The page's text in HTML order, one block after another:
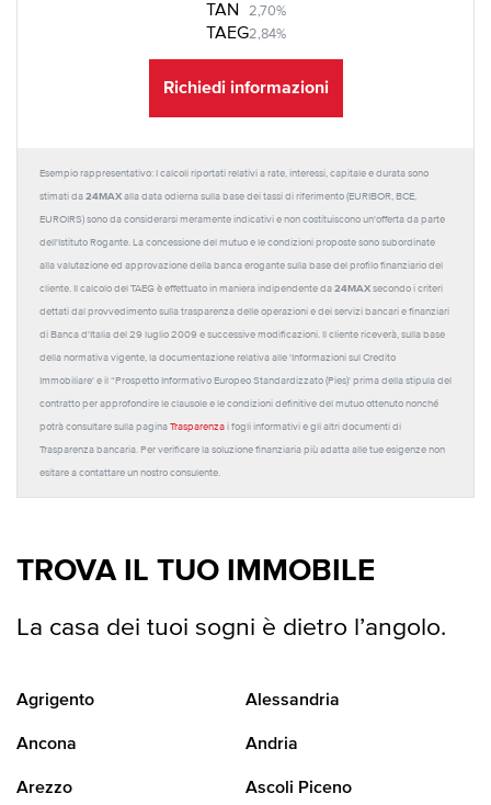
TAN 2,70%
TAEG2,84%
Richiedi informazioni
Esempio rappresentativo: I calcoli riportati relativi a rate, interessi, capitale e durata sono
stimati da 24MAX alla data odierna sulla base dei tassi di riferimento (EURIBOR, BCE,
EUROIRS) sono da considerarsi meramente indicativi e non costituiscono un'offerta da parte
dell'Istituto Rogante. La concessione del mutuo e le condizioni proposte sono subordinate
alla valutazione ed approvazione della banca erogante sulla base del profilo finanziario del
cliente. Il calcolo del TAEG è effettuato in maniera indipendente da 24MAX secondo i criteri
dettati dal provvedimento sulla trasparenza delle operazioni e dei servizi bancari e finanziari
di Banca d'Italia del 29 luglio 2009 e successive modificazioni. Il cliente riceverà, sulla base
della normativa vigente, la documentazione relativa alle 'Informazioni sul Credito
Immobiliare' e il “Prospetto Informativo Europeo Standardizzato (Pies)' prima della stipula del
contratto per approfondire le clausole e le condizioni definitive del mutuo ottenuto nonché
potrà consultare sulla pagina Trasparenza i fogli informativi e gli altri documenti di
Trasparenza bancaria. Per verificare la soluzione finanziaria più adatta alle tue esigenze non
esitare a contattare un nostro consulente.
TROVA IL TUO IMMOBILE
La casa dei tuoi sogni è dietro l’angolo.
Agrigento Alessandria
Ancona Andria
Arezzo Ascoli Piceno